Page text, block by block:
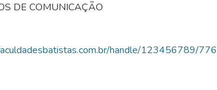
DE COMUNICAÇÃO
handle/123456789/776